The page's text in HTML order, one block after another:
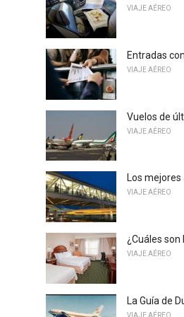
VIAJE AÉREO
Entradas
VIAJE AÉREO
Vuelos de
VIAJE AÉREO
Los
VIAJE AÉREO
¿Cuáles
VIAJE AÉREO
La Guía de
VIAJE AÉREO